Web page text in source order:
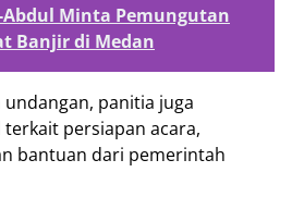
Abdul Minta Pemungutan
Banjir di Medan
panitia juga
persiapan acara,
bantuan dari pemerintah